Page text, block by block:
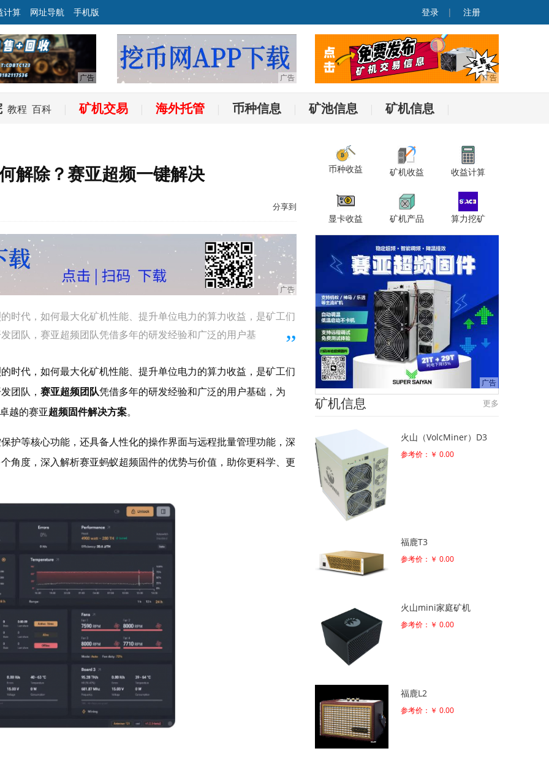
计算 网址导航 手机版 登录 | 注册
教程 百科 矿机交易 海外托管 币种信息 矿池信息 矿机信息
解除？赛亚超频一键解决
分享到
时代，如何最大化矿机性能、提升单位电力的算力收益，是矿工们
团队，赛亚超频团队凭借多年的研发经验和广泛的用户基
时代，如何最大化矿机性能、提升单位电力的算力收益，是矿工们
团队， 赛亚超频团队凭借多年的研发经验和广泛的用户基础，为
越的赛亚超频固件解决方案。
护等核心功能，还具备人性化的操作界面与远程批量管理功能，深
角度，深入解析赛亚蚂蚁超频固件的优势与价值，助你更科学、更
币种收益 矿机收益 收益计算
显卡收益 矿机产品 算力挖矿
更多
矿机信息
火山（VolcMiner）D3
参考价：￥ 0.00
福鹿T3
参考价：￥ 0.00
火山mini家庭矿机
参考价：￥ 0.00
福鹿L2
参考价：￥ 0.00